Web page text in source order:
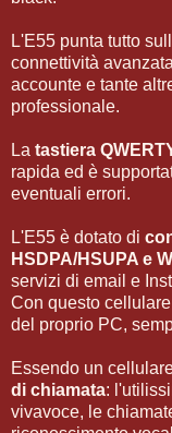
L'E55 punta tutto
connettività
accounte e tante
professionale.
La tastiera
rapida ed è
eventuali errori.
L'E55 è dotato di
HSDPA/HSUPA e
servizi di email e
Con questo
del proprio PC,
Essendo un
di chiamata:
vivavoce, le